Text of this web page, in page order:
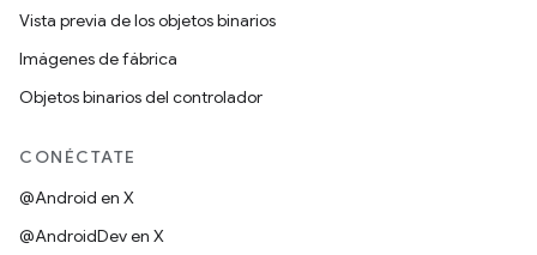
Vista previa de los objetos binarios
Imágenes de fábrica
Objetos binarios del controlador
CONÉCTATE
@Android en X
@AndroidDev en X